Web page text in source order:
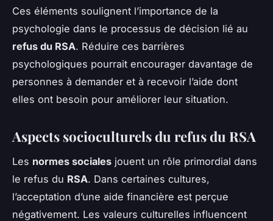
Ces éléments soulignent l’importance de la
psychologie dans le processus de décision lié au
refus du RSA. Réduire ces barrières
psychologiques pourrait encourager davantage de
personnes à demander et à recevoir l’aide dont
elles ont besoin pour améliorer leur situation.
Aspects socioculturels du refus du RSA
Les normes sociales jouent un rôle primordial dans
le refus du RSA. Dans certaines cultures,
l’acceptation d’une aide financière est perçue
négativement. Les valeurs culturelles influencent